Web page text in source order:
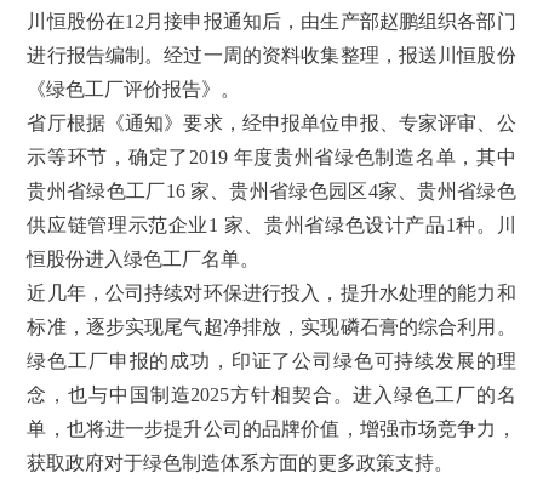
川恒股份在12月接申报通知后，由生产部赵鹏组织各部门
进行报告编制。经过一周的资料收集整理，报送川恒股份
《绿色工厂评价报告》。
省厅根据《通知》要求，经申报单位申报、专家评审、公
示等环节，确定了 2019 年度贵州省绿色制造名单，其中
贵州省绿色工厂16 家、贵州省绿色园区4家、贵州省绿色
供应链管理示范企业1 家、贵州省绿色设计产品1种。川
恒股份进入绿色工厂名单。
近几年，公司持续对环保进行投入，提升水处理的能力和
标准，逐步实现尾气超净排放，实现磷石膏的综合利用。
绿色工厂申报的成功，印证了公司绿色可持续发展的理
念，也与中国制造2025方针相契合。进入绿色工厂的名
单，也将进一步提升公司的品牌价值 ，增强市场竞争力，
获取政府对于绿色制造体系方面的更多政策支持。